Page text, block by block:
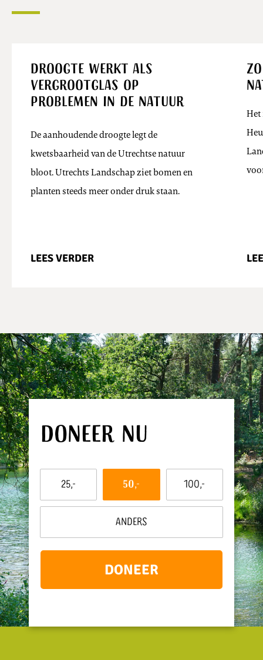
Droogte werkt als
vergrootglas op
problemen in de natuur
De aanhoudende droogte legt de
kwetsbaarheid van de Utrechtse natuur
bloot. Utrechts Landschap ziet bomen en
planten steeds meer onder druk staan.
LEES VERDER
Het
Doneer nu
bedrag
wil
25,- 50,- 100,-
Anders
DONEER